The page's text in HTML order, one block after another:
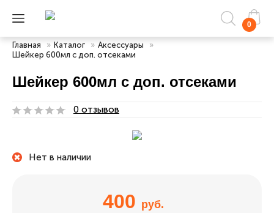
0
Главная » Каталог » Аксессуары
»
Шейкер 600мл с доп. отсеками
Шейкер 600мл с доп. отсеками
0 отзывов
Нет в наличии
400 руб.